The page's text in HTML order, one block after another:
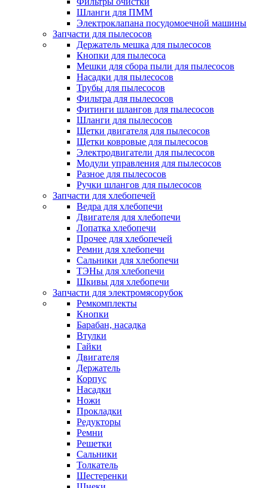
Шланги для ПММ
Электроклапана посудомоечной машины
Запчасти для пылесосов
Держатель мешка для пылесосов
Кнопки для пылесоса
Мешки для сбора пыли для пылесосов
Насадки для пылесосов
Трубы для пылесосов
Фильтра для пылесосов
Фитинги шлангов для пылесосов
Шланги для пылесосов
Щетки двигателя для пылесосов
Щетки ковровые для пылесосов
Электродвигатели для пылесосов
Модули управления для пылесосов
Разное для пылесосов
Ручки шлангов для пылесосов
Запчасти для хлебопечей
Ведра для хлебопечи
Двигателя для хлебопечи
Лопатка хлебопечи
Прочее для хлебопечей
Ремни для хлебопечи
Сальники для хлебопечи
ТЭНы для хлебопечи
Шкивы для хлебопечи
Запчасти для электромясорубок
Ремкомплекты
Кнопки
Барабан, насадка
Втулки
Гайки
Двигателя
Держатель
Корпус
Насадки
Ножи
Прокладки
Редукторы
Ремни
Решетки
Сальники
Толкатель
Шестеренки